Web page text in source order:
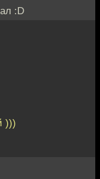
:D
)))